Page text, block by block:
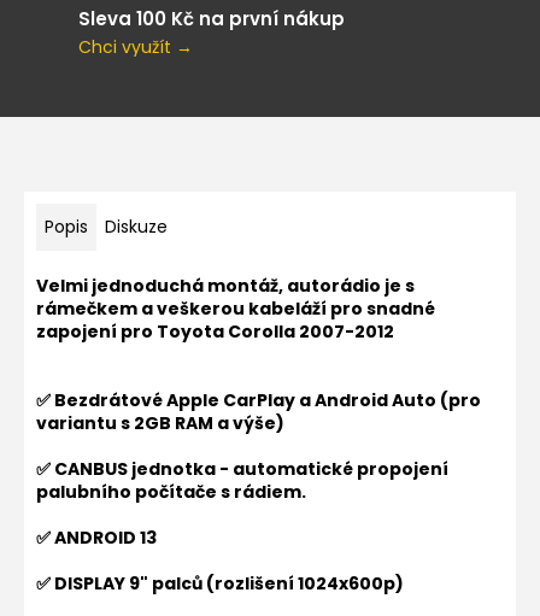
Sleva 100 Kč na první nákup
Chci využít →
Popis Diskuze
Velmi jednoduchá montáž, autorádio je s
rámečkem a veškerou kabeláží pro snadné
zapojení pro Toyota Corolla 2007-2012
✅ Bezdrátové Apple CarPlay a Android Auto (pro
variantu s 2GB RAM a výše)
✅ CANBUS jednotka - automatické propojení
palubního počítače s rádiem.
✅ ANDROID 13
✅ DISPLAY 9" palců (rozlišení 1024x600p)